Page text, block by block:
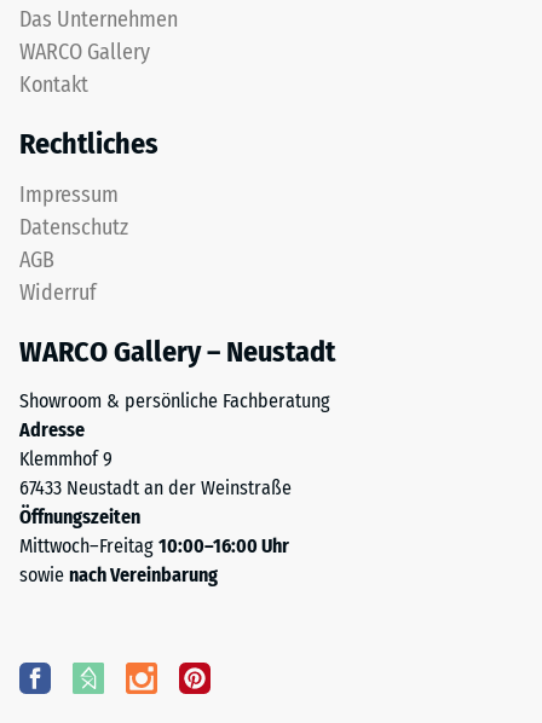
Das Unternehmen
WARCO Gallery
Kontakt
Rechtliches
Impressum
Datenschutz
AGB
Widerruf
WARCO Gallery – Neustadt
Showroom & persönliche Fachberatung
Adresse
Klemmhof 9
67433 Neustadt an der Weinstraße
Öffnungszeiten
Mittwoch–Freitag 10:00–16:00 Uhr
sowie nach Vereinbarung